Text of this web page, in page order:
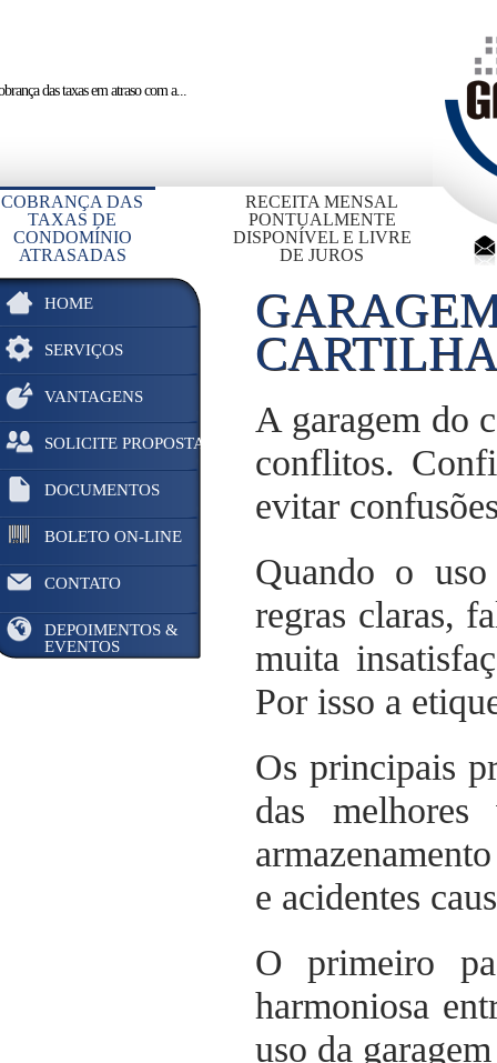
das taxas em atrasocom a...
COBRANÇA DAS
TAXAS DE
CONDOMÍNIO
ATRASADAS
RECEITA MENSAL
PONTUALMENTE
DISPONÍVEL E LIVRE
DE JUROS
HOME
SERVIÇOS
VANTAGENS
SOLICITE PROPOSTA
DOCUMENTOS
BOLETO ON-LINE
CONTATO
DEPOIMENTOS &
EVENTOS
A garagem do
conflitos.
evitar
Quando o
regras claras,
muita
Por isso a
Os principais
das melhores
e acidentes
O primeiro
harmoniosa
uso da